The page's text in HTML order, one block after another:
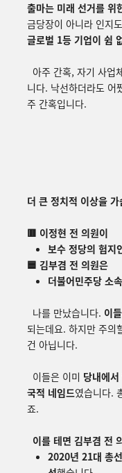
출마는 미래 선거를 위
금당장이 아니라 인지
글로벌 1등 기업이 쉼
아주 간혹, 자기 사업
니다. 낙선하더라도 어
주 간혹입니다.
더 큰 정치적 이상을
🟥 이정현 전 의원이
보수 정당의 험지
🟦 김부겸 전 의원은
더불어민주당 소
나를 만났습니다. 이
되는데요. 하지만 주의
건 아닙니다.
이들은 이미 당내에
국적 네임드였습니다.
죠.
이를 테면 김부겸 전
2020년 21대 총